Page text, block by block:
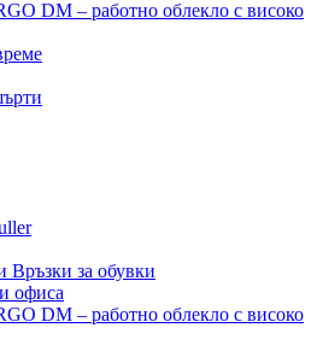
Връзки за обувки
офиса